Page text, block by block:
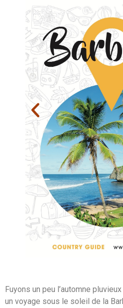
Fuyons un peu l’automne
un voyage sous le soleil de la